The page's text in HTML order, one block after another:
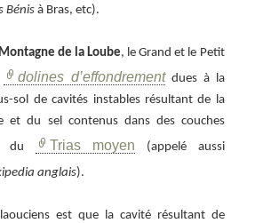
Bénisà Bras, etc).
Montagne de la Loube, le Grand et le Petit
dolines d’effondrementdues à la
sol de cavités instables résultant de la
et du sel contenus dans des couches
du
Trias moyen (appelé aussi
anglais).
est que la cavité résultant de